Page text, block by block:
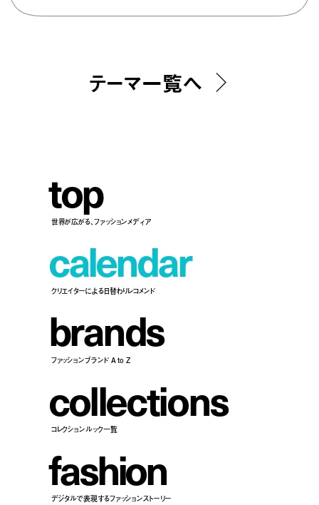
テーマ一覧へ
top
世界が広がる、ファッションメディア
calendar
クリエイターによる日替わりレコメンド
brands
ファッションブランド A to Z
collections
コレクションルック一覧
fashion
デジタルで表現するファッションストーリー